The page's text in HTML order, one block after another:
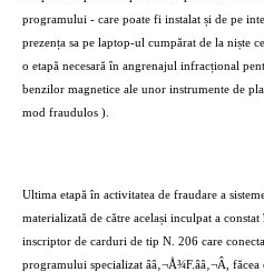
programului - care poate fi instalat și de pe
prezența sa pe laptop-ul cumpărat de la niște
o etapă necesară în angrenajul infracțional
benzilor magnetice ale unor instrumente de
mod fraudulos ).
Ultima etapă în activitatea de fraudare a
materializată de către același inculpat a
inscriptor de carduri de tip N. 206 care
programului specializat ââ‚¬Å¾F.ââ‚¬Â,